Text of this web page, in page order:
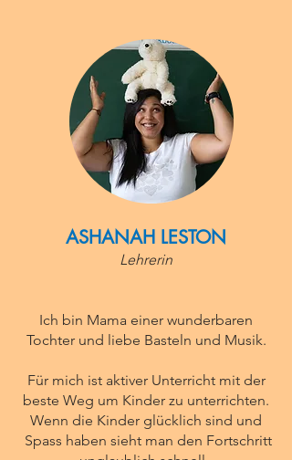
ASHANAH LESTON
Lehrerin
Ich bin Mama einer wunderbaren
Tochter und liebe Basteln und Musik.
Für mich ist aktiver Unterricht mit der
beste Weg um Kinder zu unterrichten.
Wenn die Kinder glücklich sind und
Spass haben sieht man den Fortschritt